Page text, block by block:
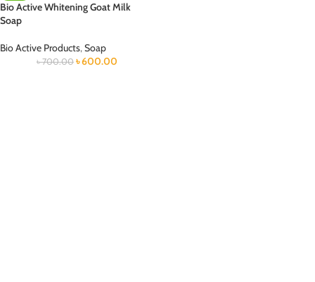
Bio Active Whitening Goat Milk
Soap
Bio Active Products,Soap
৳700.00 ৳600.00